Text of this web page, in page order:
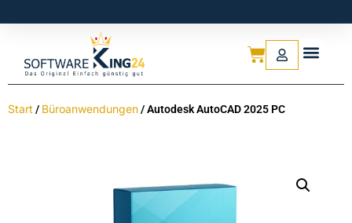
Start / Büroanwendungen/ Autodesk AutoCAD 2025 PC